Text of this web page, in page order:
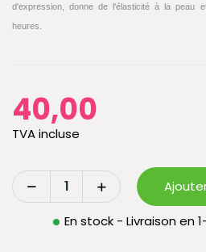
d'expression, donne de l'élasticité à la peau
heures.
40,00
TVA incluse
En stock - Livraison en